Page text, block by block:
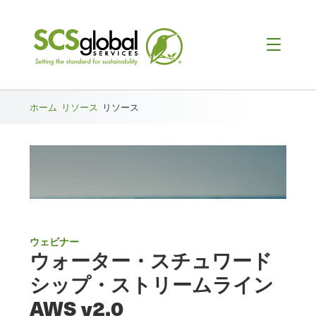
ホーム リソース リソース
ウェビナー
ウォーター・スチュワード
シップ・ストリームライン
AWS v2.0